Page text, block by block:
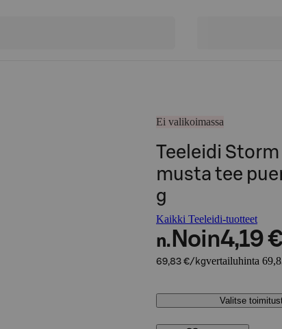
Ei valikoimassa
Teeleidi
musta tee
g
Kaikki Teeleidi-tuotteet
n. Noin4,19 €
69,83 €/kgvertailuhinta
Valitse